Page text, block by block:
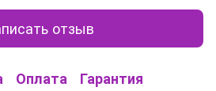
отзыв
Оплата Гарантия